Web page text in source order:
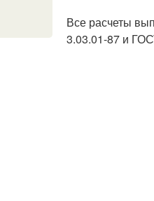
Все расчеты
3.03.01-87 и